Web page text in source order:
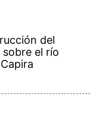
del
el río